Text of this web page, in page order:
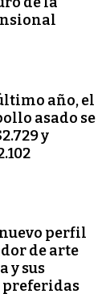
año, el
asado se
y
perfil
de arte
y sus